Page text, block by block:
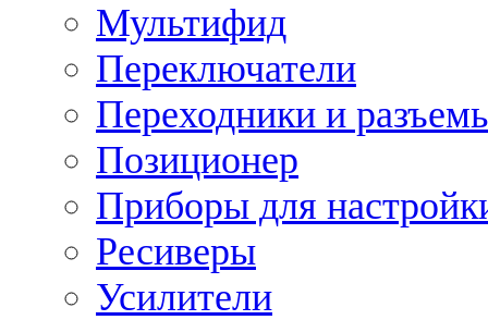
Мультифид
Переключатели
Переходники и
Позиционер
Приборы для
Ресиверы
Усилители